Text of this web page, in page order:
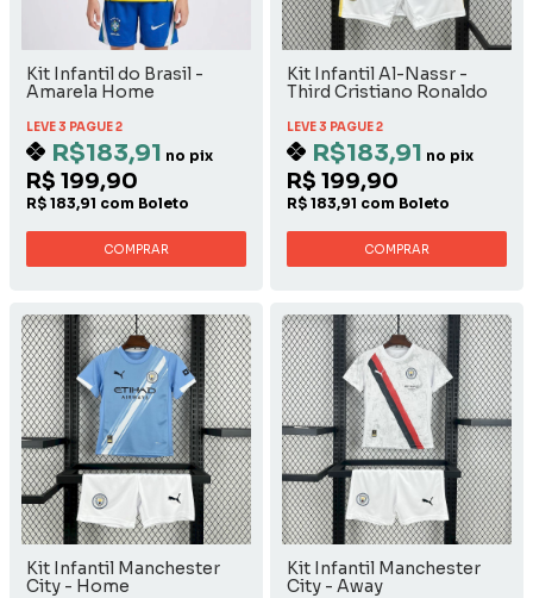
Kit Infantil do Brasil -
Amarela Home
LEVE 3 PAGUE 2
R$183,91 no pix
R$ 199,90
R$ 183,91 com Boleto
COMPRAR
Kit Infantil Al-Nassr -
Third Cristiano Ronaldo
LEVE 3 PAGUE 2
R$183,91 no pix
R$ 199,90
R$ 183,91 com Boleto
COMPRAR
Kit Infantil Manchester
City - Home
Kit Infantil Manchester
City - Away